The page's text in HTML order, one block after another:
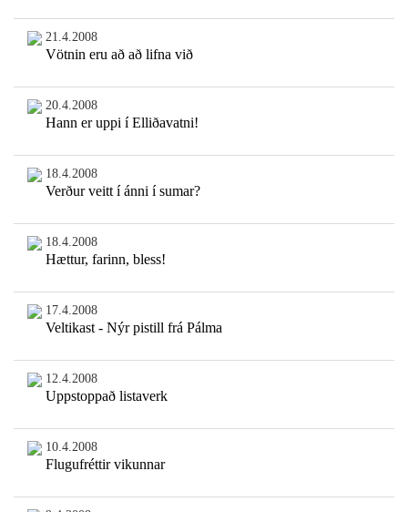
21.4.2008
Vötnin eru að að lifna við
20.4.2008
Hann er uppi í Elliðavatni!
18.4.2008
Verður veitt í ánni í sumar?
18.4.2008
Hættur, farinn, bless!
17.4.2008
Veltikast - Nýr pistill frá Pálma
12.4.2008
Uppstoppað listaverk
10.4.2008
Flugufréttir vikunnar